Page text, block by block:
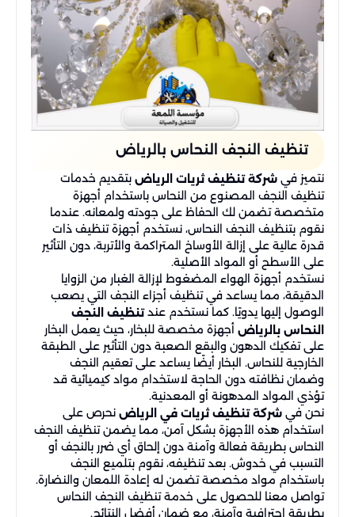
تنظيف النجف النحاس بالرياض
نتميز في شركة تنظيف ثريات الرياض بتقديم خدمات
تنظيف النجف المصنوع من النحاس باستخدام أجهزة
متخصصة تضمن لك الحفاظ على جودته ولمعانه. عندما
نقوم بتنظيف النجف النحاس، نستخدم أجهزة تنظيف ذات
قدرة عالية على إزالة الأوساخ المتراكمة والأتربة، دون التأثير
على الأسطح أو المواد الأصلية.
نستخدم أجهزة الهواء المضغوط لإزالة الغبار من الزوايا
الدقيقة، مما يساعد في تنظيف أجزاء النجف التي يصعب
الوصول إليها يدويًا. كما نستخدم عندتنظيف النجف
النحاس بالرياض أجهزة مخصصة للبخار، حيث يعمل البخار
على تفكيك الدهون والبقع الصعبة دون التأثير على الطبقة
الخارجية للنحاس. البخار أيضًا يساعد على تعقيم النجف
وضمان نظافته دون الحاجة لاستخدام مواد كيميائية قد
تؤذي المواد المدهونة أو المعدنية.
نحن في شركة تنظيف ثريات في الرياض نحرص على
استخدام هذه الأجهزة بشكل آمن، مما يضمن تنظيف النجف
النحاس بطريقة فعالة وآمنة دون إلحاق أي ضرر بالنجف أو
التسبب في خدوش. بعد تنظيفه، نقوم بتلميع النجف
باستخدام مواد مخصصة تضمن له إعادة اللمعان والنضارة.
تواصل معنا للحصول على خدمة تنظيف النجف النحاس
بطريقة احترافية وآمنة، مع ضمان أفضل النتائج.